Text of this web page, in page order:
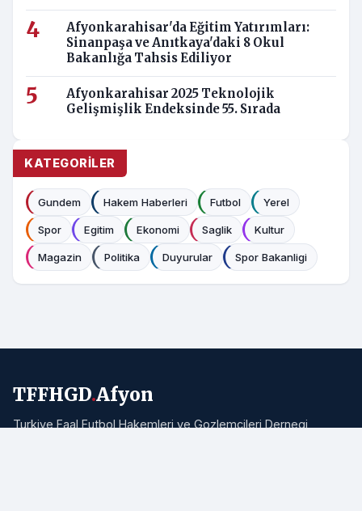
Afyonkarahisar'da Eğitim Yatırımları:
Sinanpaşa ve Anıtkaya'daki 8 Okul
Bakanlığa Tahsis Ediliyor
Afyonkarahisar 2025 Teknolojik
Gelişmişlik Endeksinde 55. Sırada
KATEGORILER
Gundem Hakem Haberleri Futbol Yerel
Spor Egitim Ekonomi Saglik Kultur
Magazin Politika Duyurular Spor Bakanligi
TFFHGD.Afyon
Turkiye Faal Futbol Hakemleri ve Gozlemcileri Dernegi